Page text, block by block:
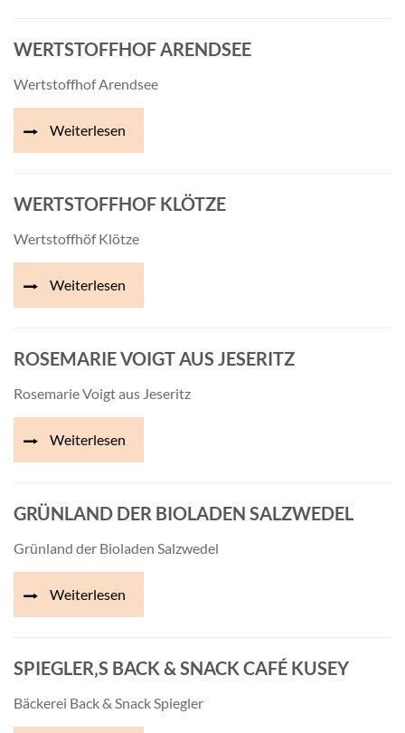
WERTSTOFFHOF ARENDSEE
Wertstoffhof Arendsee
Weiterlesen
WERTSTOFFHOF KLÖTZE
Wertstoffhöf Klötze
Weiterlesen
ROSEMARIE VOIGT AUS JESERITZ
Rosemarie Voigt aus Jeseritz
Weiterlesen
GRÜNLAND DER BIOLADEN SALZWEDEL
Grünland der Bioladen Salzwedel
Weiterlesen
SPIEGLER‚S BACK & SNACK CAFÉ KUSEY
Bäckerei Back & Snack Spiegler